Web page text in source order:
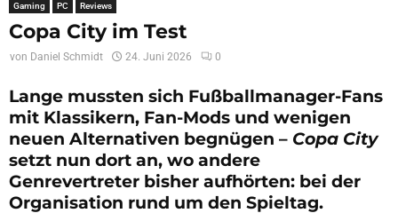
Gaming PC Reviews
Copa City im Test
von Daniel Schmidt 24. Juni 2026 0
Lange mussten sich Fußballmanager-Fans
mit Klassikern, Fan-Mods und wenigen
neuen Alternativen begnügen – Copa City
setzt nun dort an, wo andere
Genrevertreter bisher aufhörten: bei der
Organisation rund um den Spieltag.